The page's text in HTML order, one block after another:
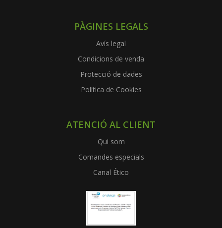
PÀGINES LEGALS
Avís legal
Condicions de venda
Protecció de dades
Política de Cookies
ATENCIÓ AL CLIENT
Qui som
Comandes especials
Canal Ético